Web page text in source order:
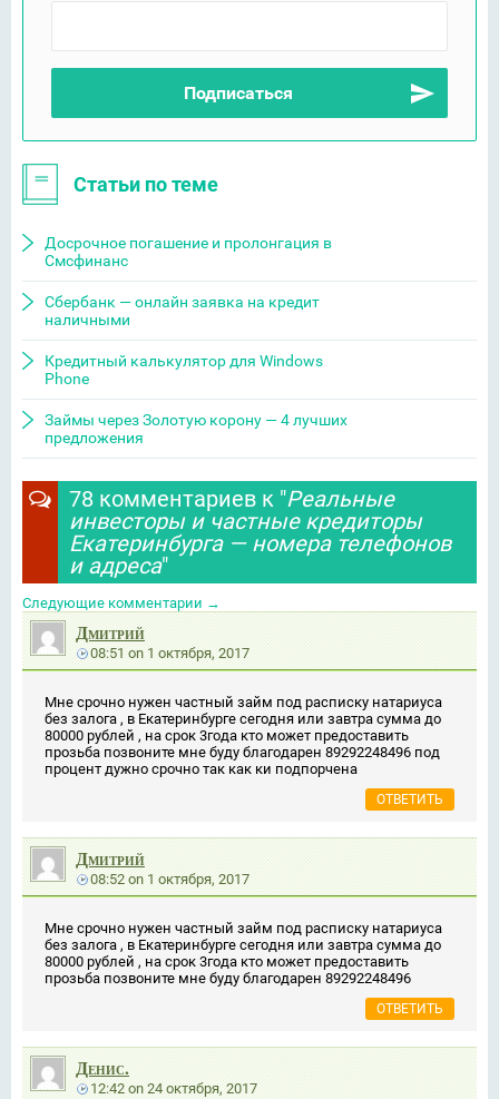
Статьи по теме
Досрочное погашение и пролонгация в
Смсфинанс
Сбербанк — онлайн заявка на кредит
наличными
Кредитный калькулятор для Windows
Phone
Займы через Золотую корону — 4 лучших
предложения
78 комментариев к "Реальные
инвесторы и частные кредиторы
Екатеринбурга — номера телефонов
и адреса"
Следующие комментарии →
Дмитрий
08:51on1 октября, 2017
Мне срочно нужен частный займ под расписку натариуса
без залога , в Екатеринбурге сегодня или завтра сумма до
80000 рублей , на срок 3года кто может предоставить
прозьба позвоните мне буду благодарен 89292248496 под
процент дужно срочно так как ки подпорчена
ОТВЕТИТЬ
Дмитрий
08:52on1 октября, 2017
Мне срочно нужен частный займ под расписку натариуса
без залога , в Екатеринбурге сегодня или завтра сумма до
80000 рублей , на срок 3года кто может предоставить
прозьба позвоните мне буду благодарен 89292248496
ОТВЕТИТЬ
Денис.
12:42on24 октября, 2017